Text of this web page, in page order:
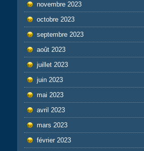
novembre 2023
octobre 2023
septembre 2023
août 2023
juillet 2023
juin 2023
mai 2023
avril 2023
mars 2023
février 2023